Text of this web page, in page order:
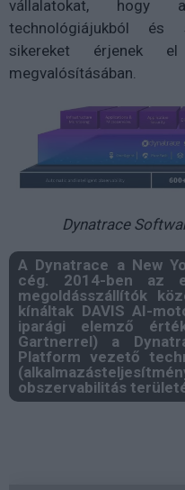
vállalatokat,
technológiájukból és
sikereket érjenek
megvalósításában.
Dynatrace
A Dynatrace a New
cég. 2014-ben az
megoldásszállítók
kínáltak DAVIS AI-
iparági elemző
Gartnerrel) a
Platform vezető
obszervabilitás